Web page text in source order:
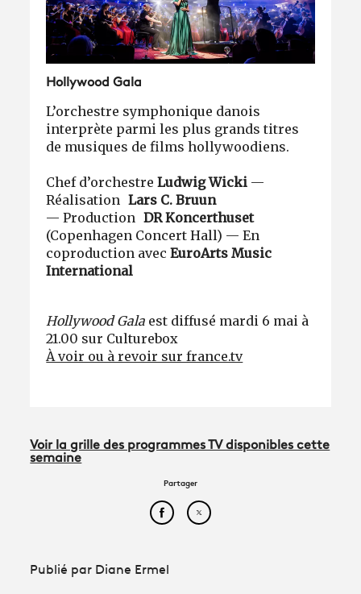
Hollywood Gala
L’orchestre symphonique danois
interprète parmi les plus grands titres
de musiques de films hollywoodiens.
Chef d’orchestreLudwig Wicki —
RéalisationLars C. Bruun
— ProductionDR Koncerthuset
(Copenhagen Concert Hall) — En
coproduction avecEuroArts Music
International
Hollywood Gala est diffusé mardi 6 mai à
21.00 sur Culturebox
À voir ou à revoir sur france.tv
Voir la grille des programmes TV disponibles cette
semaine
Partager
Partager cet article sur
Partager cet article sur
Publié par Diane Ermel